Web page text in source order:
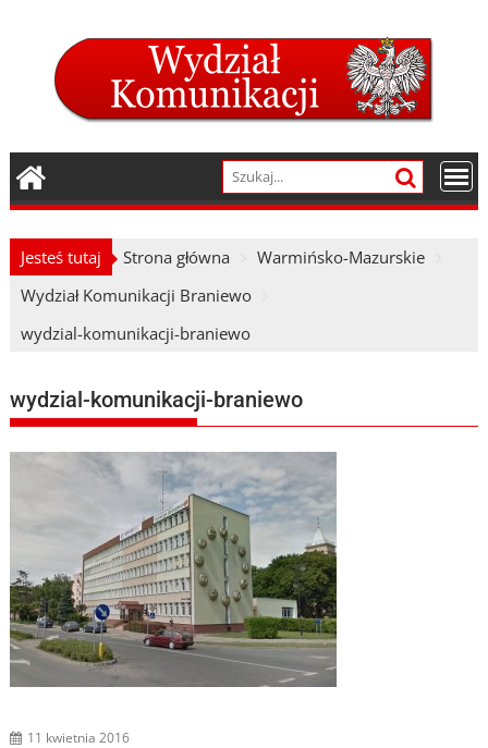
Jesteś tutaj Strona główna
Warmińsko-Mazurskie
Wydział Komunikacji Braniewo
wydzial-komunikacji-braniewo
wydzial-komunikacji-braniewo
11 kwietnia 2016